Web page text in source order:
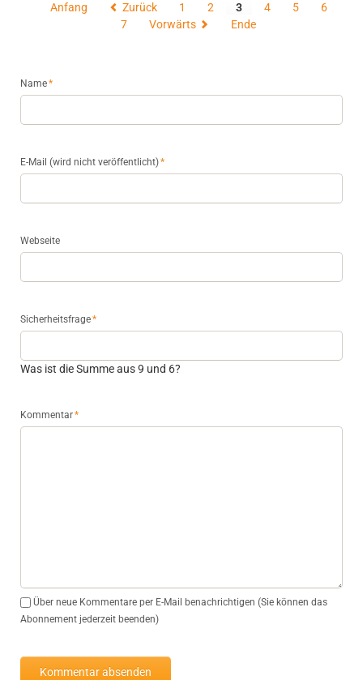
Anfang Zurück 1 2 3 4 5
6
7
Vorwärts Ende
Pflichtfeld
Name*
Pflichtfeld
E-Mail (wird nicht veröffentlicht)*
Webseite
Pflichtfeld
Sicherheitsfrage*
Was ist die Summe aus 9 und 6?
Pflichtfeld
Kommentar*
Über neue Kommentare per E-Mail benachrichtigen (Sie können das
Abonnement jederzeit beenden)
Kommentar absenden